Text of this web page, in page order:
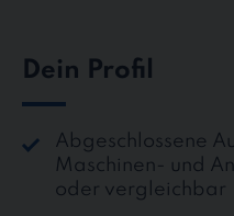
Dein Profil
Abgeschlossene
Maschinen- und
oder vergleichbar